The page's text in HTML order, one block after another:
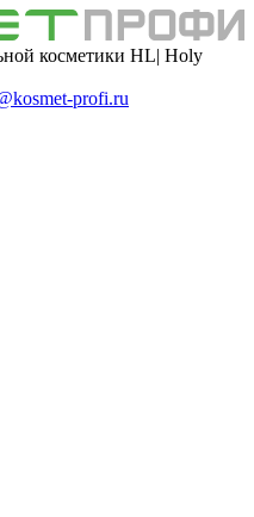
косметики HL| Holy
profi.ru